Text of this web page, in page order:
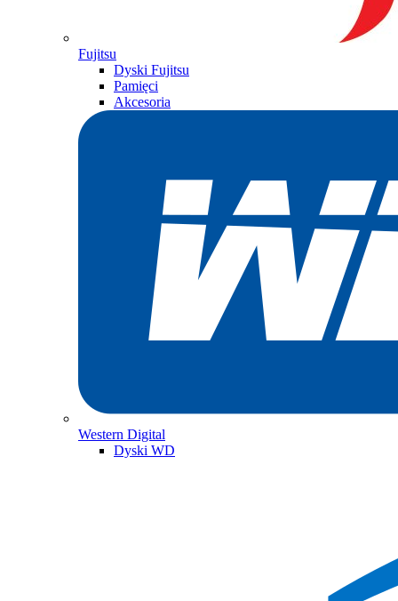
Fujitsu
Dyski Fujitsu
Pamięci
Akcesoria
Western Digital
Dyski WD